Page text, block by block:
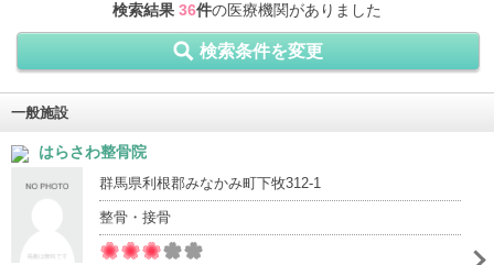
検索結果 36件の医療機関がありました
検索条件を変更
一般施設
はらさわ整骨院
群馬県利根郡みなかみ町下牧312-1
整骨・接骨